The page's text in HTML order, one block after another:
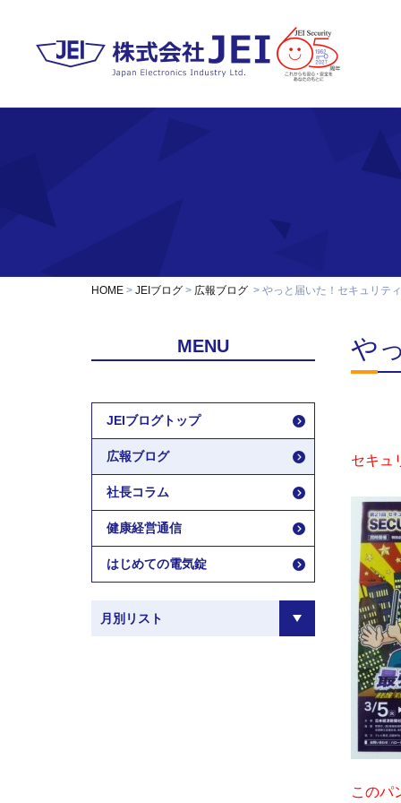
HOME JEIブログ 広報ブログ やっと届いた！セキュリテ
MENU
JEIブログトップ
広報ブログ
社長コラム
健康経営通信
はじめての電気錠
や
セキュ
このパ